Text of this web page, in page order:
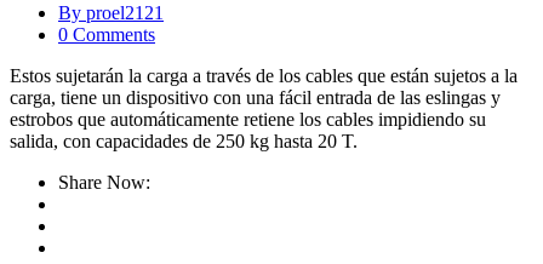
By proel2121
0 Comments
Estos sujetarán la carga a través de los cables que están sujetos a la
carga, tiene un dispositivo con una fácil entrada de las eslingas y
estrobos que automáticamente retiene los cables impidiendo su
salida, con capacidades de 250 kg hasta 20 T.
Share Now: